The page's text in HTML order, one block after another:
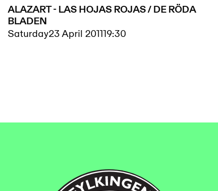
ALAZART - LAS HOJAS ROJAS / DE RÖDA
BLADEN
Saturday23 April 201119:30